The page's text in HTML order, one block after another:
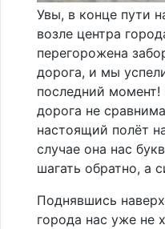
Увы, в конце пути
возле центра
перегорожена
дорога, и мы
последний момент!
дорога не
настоящий полёт
случае она нас
шагать обратно, а
Поднявшись
города нас уже не